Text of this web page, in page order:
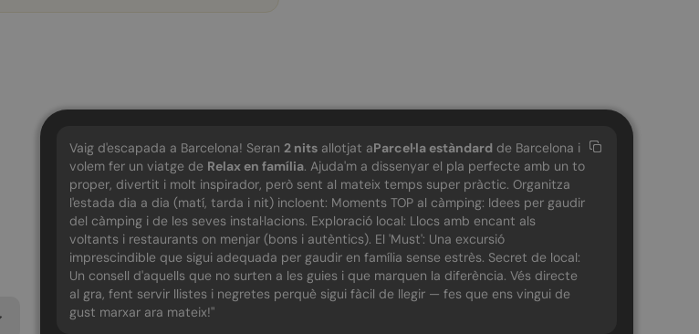
Vaig d'escapada a Barcelona! Seran 2 nits allotjat aParcel·la estàndard de Barcelona i
volem fer un viatge de Relax en família. Ajuda'm a dissenyar el pla perfecte amb un to
proper, divertit i molt inspirador, però sent al mateix temps super pràctic. Organitza
l'estada dia a dia (matí, tarda i nit) incloent: Moments TOP al càmping: Idees per gaudir
del càmping i de les seves instal·lacions. Exploració local: Llocs amb encant als
voltants i restaurants on menjar (bons i autèntics). El 'Must': Una excursió
imprescindible que sigui adequada per gaudir en família sense estrès. Secret de local:
Un consell d'aquells que no surten a les guies i que marquen la diferència. Vés directe
al gra, fent servir llistes i negretes perquè sigui fàcil de llegir — fes que ens vingui de
gust marxar ara mateix!"